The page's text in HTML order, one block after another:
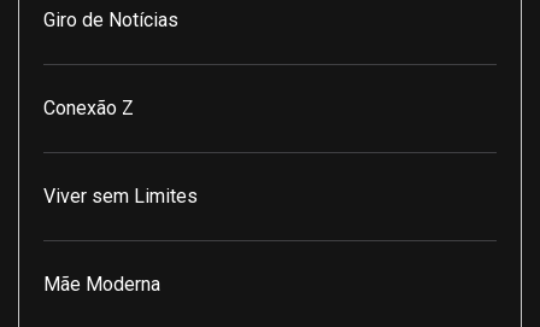
Giro de Notícias
Conexão Z
Viver sem Limites
Mãe Moderna